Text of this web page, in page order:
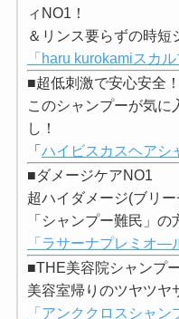
ィNO1！
＆リンス要らずの時短
「haru kurokamiスカ
■超低刺激で安心安全
このシャンプーが気に
し！
「 ハイビスカスヘアシ
■ダメージケアNO1
超ハイダメージ(ブリ
「シャンプー難民」の
「ラサーナプレミオ―
■THE美容院シャンプ
美容室帰りのツヤツヤ
「アンククロスシャン